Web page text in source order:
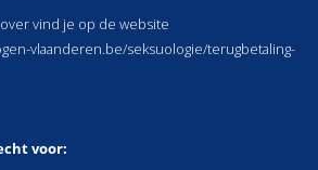
vind je op de website
vlaanderen.be/seksuologie/terugbetaling-
voor: